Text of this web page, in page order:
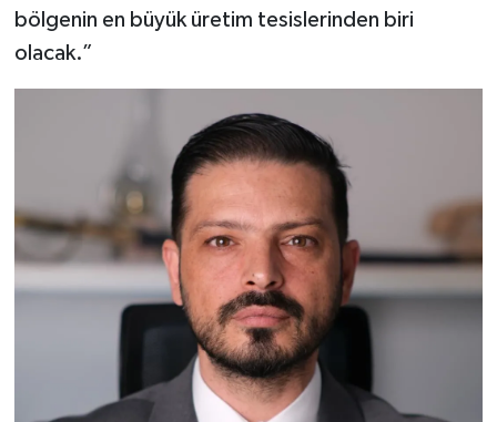
bölgenin en büyük üretim tesislerinden biri
olacak.”